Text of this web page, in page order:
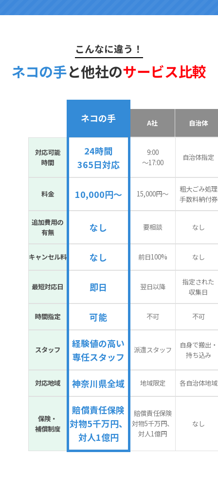
こんなに違う！
ネコの手と他社のサービス比較
ネコの手 A社 自治体
対応可能
時間
24時間
365日対応
9:00
〜17:00
自治体指定
料金 10,000円～ 15,000円〜
粗大ごみ処理
手数料納付券
追加費用の
有無
なし 要相談 なし
キャンセル料 なし 前日100% なし
最短対応日 即日 翌日以降
指定された
収集日
時間指定 可能 不可 不可
スタッフ
経験値の高い
専任スタッフ
派遣スタッフ
自身で搬出・
持ち込み
対応地域 神奈川県全域 地域限定 各自治体地域
保険・
補償制度
賠償責任保険
対物5千万円、
対人1億円
賠償責任保険
対物5千万円、
対人1億円
なし